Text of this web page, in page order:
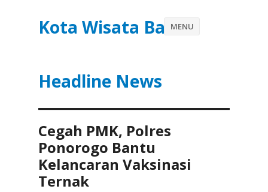
Kota Wisata Batu
Headline News
MENU
Cegah PMK, Polres
Ponorogo Bantu
Kelancaran Vaksinasi
Ternak